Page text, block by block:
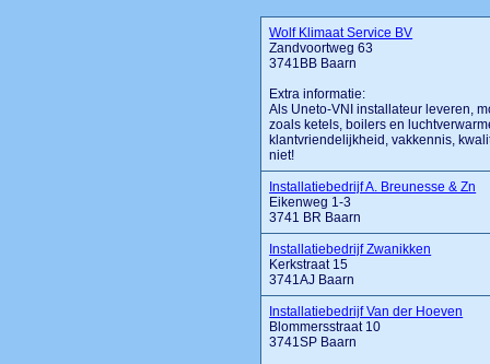
Wolf Klimaat Service BV
Zandvoortweg 63
3741BB Baarn
Extra informatie:
Als Uneto-VNI installateur leveren,
zoals ketels, boilers en
klantvriendelijkheid, vakkennis,
niet!
Installatiebedrijf A. Breunesse & Zn
Eikenweg 1-3
3741 BR Baarn
Installatiebedrijf Zwanikken
Kerkstraat 15
3741AJ Baarn
Installatiebedrijf Van der Hoeven
Blommersstraat 10
3741SP Baarn